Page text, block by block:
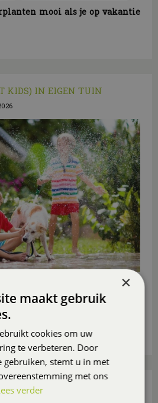
mooi als je op vakantie
KIDS) IN EIGEN TUIN
op vakantie? Maak er dan in
balkon of (dak)terras een
van, ook voor de
VOOR AUGUSTUS
×
maakt gebruik
cookies om uw
te verbeteren. Door
gebruiken, stemt u in met
met ons
verder